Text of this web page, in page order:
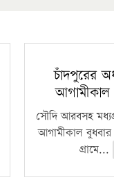
চাঁদপুরের
সৌদি আরবসহ
আগামীকাল
গ্রামে...